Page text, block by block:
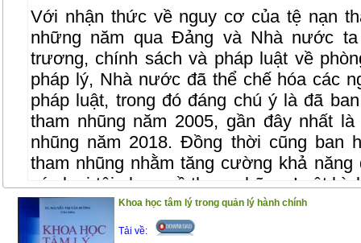
Với nhận thức về nguy cơ của tệ nạn
những năm qua Đảng và Nhà nước
trương, chính sách và pháp luật về
pháp lý, Nhà nước đã thể chế hóa các
pháp luật, trong đó đáng chú ý là đã
tham nhũng năm 2005, gần đây nhất
nhũng năm 2018. Đồng thời cũng ban
tham nhũng nhằm tăng cường khả
các loại tội phạm về tham nhũng. Luật
2015, sửa đổi năm 2017) với những qui
Nhằm giúp bạn đọc nói chung, những
Khoa học tâm lý trong quản lý hành chính
Tải về: